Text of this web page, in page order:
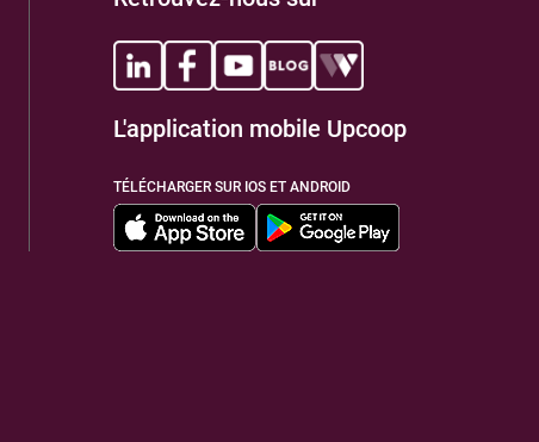
L'application mobile Upcoop
TÉLÉCHARGER SUR IOS ET ANDROID